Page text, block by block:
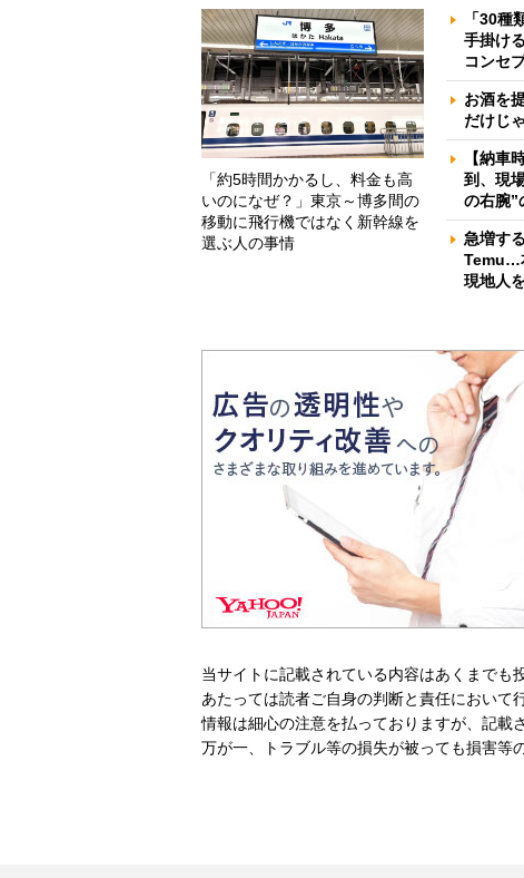
「約5時間かかるし、料金も高
いのになぜ？」東京～博多間の
移動に飛行機ではなく新幹線を
選ぶ人の事情
「30
手掛け
コンセ
お酒を
だけじ
【納車
到、現
の右腕”
急増す
Temu…
現地人
当サイトに記載されている内容はあくまでも
あたっては読者ご自身の判断と責任において
情報は細心の注意を払っておりますが、記載
万が一、トラブル等の損失が被っても損害等